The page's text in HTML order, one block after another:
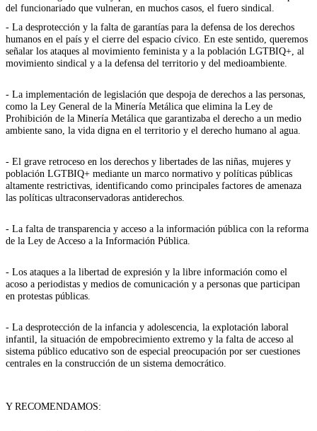
del funcionariado que vulneran, en muchos casos, el fuero sindical.
- La desprotección y la falta de garantías para la defensa de los derechos
humanos en el país y el cierre del espacio cívico. En este sentido, queremos
señalar los ataques al movimiento feminista y a la población LGTBIQ+, al
movimiento sindical y a la defensa del territorio y del medioambiente.
- La implementación de legislación que despoja de derechos a las personas,
como la Ley General de la Minería Metálica que elimina la Ley de
Prohibición de la Minería Metálica que garantizaba el derecho a un medio
ambiente sano, la vida digna en el territorio y el derecho humano al agua.
- El grave retroceso en los derechos y libertades de las niñas, mujeres y
población LGTBIQ+ mediante un marco normativo y políticas públicas
altamente restrictivas, identificando como principales factores de amenaza
las políticas ultraconservadoras antiderechos.
- La falta de transparencia y acceso a la información pública con la reforma
de la Ley de Acceso a la Información Pública.
- Los ataques a la libertad de expresión y la libre información como el
acoso a periodistas y medios de comunicación y a personas que participan
en protestas públicas.
- La desprotección de la infancia y adolescencia, la explotación laboral
infantil, la situación de empobrecimiento extremo y la falta de acceso al
sistema público educativo son de especial preocupación por ser cuestiones
centrales en la construcción de un sistema democrático.
Y RECOMENDAMOS: